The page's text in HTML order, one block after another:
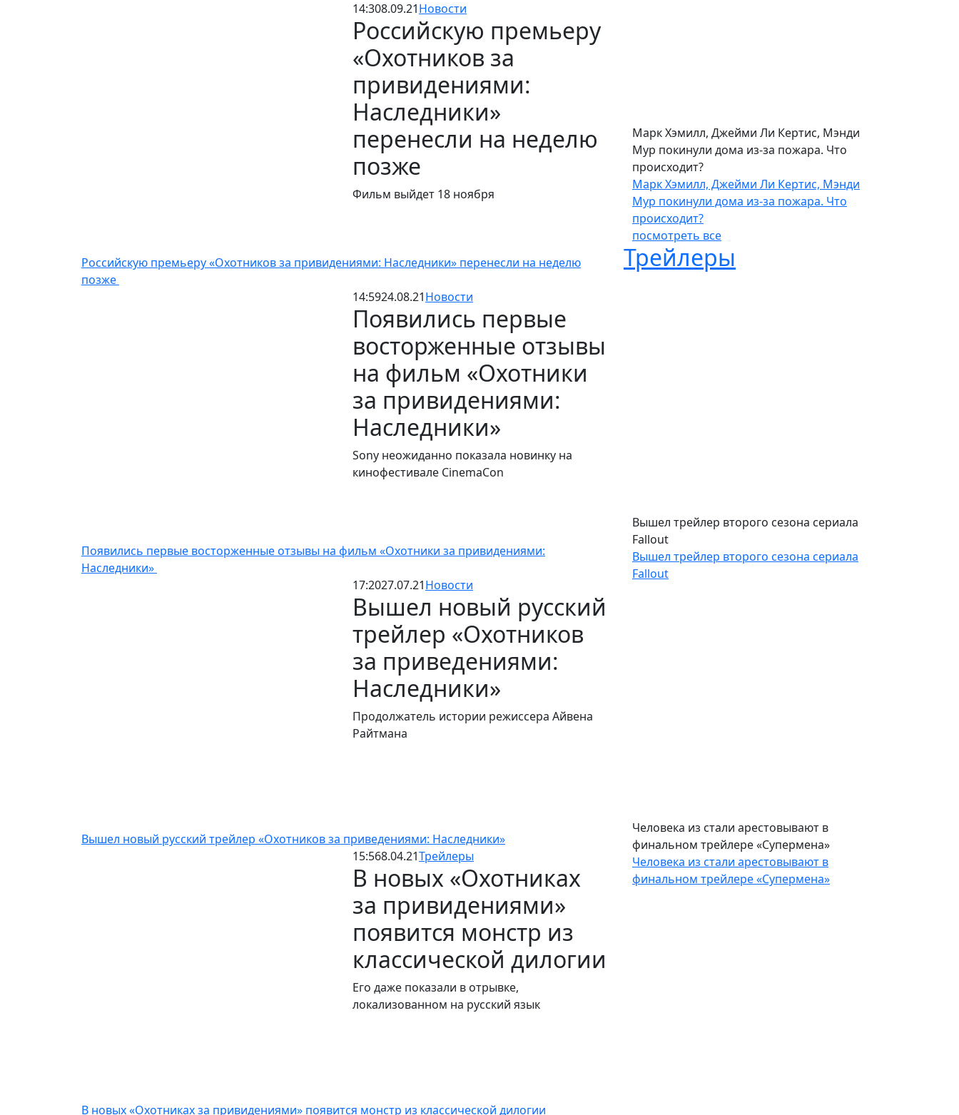
14:308.09.21Новости
Российскую премьеру
«Охотников за
привидениями:
Наследники»
перенесли на неделю
позже
Фильм выйдет 18 ноября
Российскую премьеру «Охотников за привидениями: Наследники» перенесли на неделю
позже
14:5924.08.21Новости
Появились первые
восторженные отзывы
на фильм «Охотники
за привидениями:
Наследники»
Sony неожиданно показала новинку на
кинофестивале CinemaCon
Появились первые восторженные отзывы на фильм «Охотники за привидениями:
Наследники»
17:2027.07.21Новости
Вышел новый русский
трейлер «Охотников
за приведениями:
Наследники»
Продолжатель истории режиссера Айвена
Райтмана
Вышел новый русский трейлер «Охотников за приведениями: Наследники»
15:568.04.21Трейлеры
В новых «Охотниках
за привидениями»
появится монстр из
классической дилогии
Его даже показали в отрывке,
локализованном на русский язык
В новых «Охотниках за привидениями» появится монстр из классической дилогии
Марк Хэмилл, Джейми Ли Кертис, Мэнди
Мур покинули дома из-за пожара. Что
происходит?
Марк Хэмилл, Джейми Ли Кертис, Мэнди
Мур покинули дома из-за пожара. Что
происходит?
посмотреть все
Трейлеры
Вышел трейлер второго сезона сериала
Fallout
Вышел трейлер второго сезона сериала
Fallout
Человека из стали арестовывают в
финальном трейлере «Супермена»
Человека из стали арестовывают в
финальном трейлере «Супермена»